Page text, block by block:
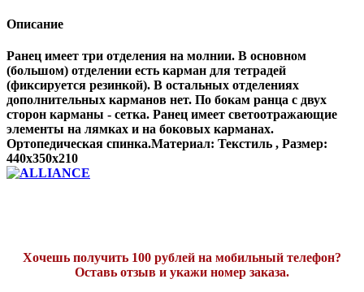
Описание
Ранец имеет три отделения на молнии. В основном
(большом) отделении есть карман для тетрадей
(фиксируется резинкой). В остальных отделениях
дополнительных карманов нет. По бокам ранца с двух
сторон карманы - сетка. Ранец имеет светоотражающие
элементы на лямках и на боковых карманах.
Ортопедическая спинка.Материал: Текстиль , Размер:
440x350x210
Хочешь получить 100 рублей на мобильный телефон?
Оставь отзыв и укажи номер заказа.